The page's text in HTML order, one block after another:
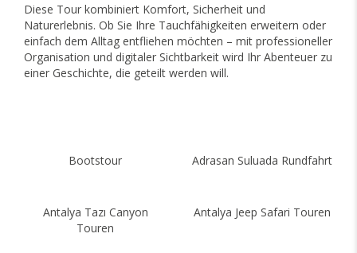
Diese Tour kombiniert Komfort, Sicherheit und
Naturerlebnis. Ob Sie Ihre Tauchfähigkeiten erweitern oder
einfach dem Alltag entfliehen möchten – mit professioneller
Organisation und digitaler Sichtbarkeit wird Ihr Abenteuer zu
einer Geschichte, die geteilt werden will.
Bootstour Adrasan Suluada Rundfahrt
Antalya Tazı Canyon
Touren
Antalya Jeep Safari Touren